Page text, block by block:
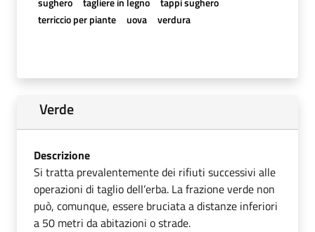
terriccio per piante
uova verdura
Verde
Descrizione
Si tratta prevalentemente dei rifiuti successivi alle
operazioni di taglio dell’erba. La frazione verde non
può, comunque, essere bruciata a distanze inferiori
a 50 metri da abitazioni o strade.